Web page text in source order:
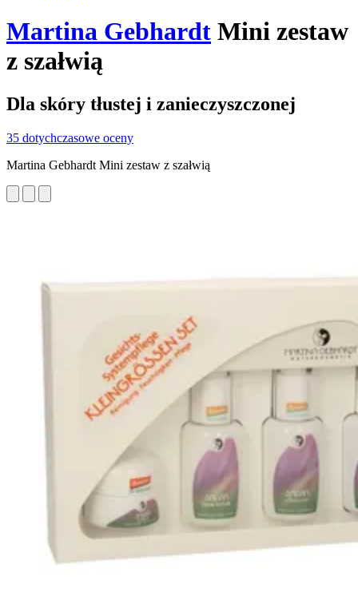
Martina Gebhardt Mini zestaw
z szałwią
Dla skóry tłustej i zanieczyszczonej
35 dotychczasowe oceny
Martina Gebhardt Mini zestaw z szałwią